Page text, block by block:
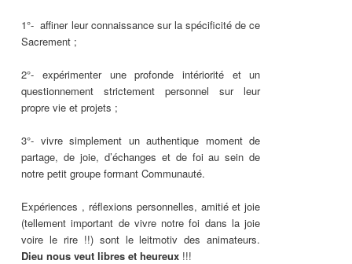
1°- affiner leur connaissance sur la spécificité de ce
Sacrement ;
2°- expérimenter une profonde intériorité et un
questionnement strictement personnel sur leur
propre vie et projets ;
3°- vivre simplement un authentique moment de
partage, de joie, d’échanges et de foi au sein de
notre petit groupe formant Communauté.
Expériences , réflexions personnelles, amitié et joie
(tellement important de vivre notre foi dans la joie
voire le rire !!) sont le leitmotiv des animateurs.
Dieu nous veut libres et heureux !!!